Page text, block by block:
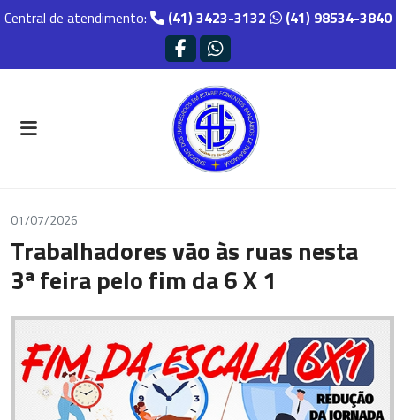
Central de atendimento: (41) 3423-3132 (41) 98534-3840
01/07/2026
Trabalhadores vão às ruas nesta
3ª feira pelo fim da 6 X 1